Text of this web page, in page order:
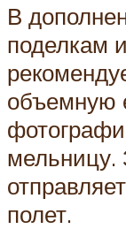
В
поделкам
объемную
мельницу.
полет.